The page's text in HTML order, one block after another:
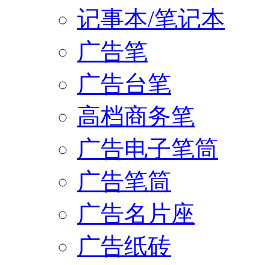
记事本/笔记本
广告笔
广告台笔
高档商务笔
广告电子笔筒
广告笔筒
广告名片座
广告纸砖